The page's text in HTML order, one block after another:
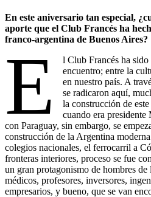
En este aniversario tan especial,
aporte que el Club Francés ha
franco-argentina de Buenos Aires?
E
l Club Francés ha
encuentro; entre la
en nuestro país. A
se radicaron aquí,
la construcción de
cuando era presidente
con Paraguay, sin embargo, se
construcción de la Argentina
colegios nacionales, el ferrocarril a
fronteras interiores, proceso se fue
un gran protagonismo de hombres
médicos, profesores, inversores,
empresarios, y bueno, que se van